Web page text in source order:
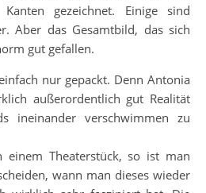
gezeichnet. Einige sind
Aber das Gesamtbild, das sich
gut gefallen.
nur gepackt. Denn Antonia
außerordentlich gut Realität
ineinander verschwimmen zu
Theaterstück, so ist man
wann man dieses wieder